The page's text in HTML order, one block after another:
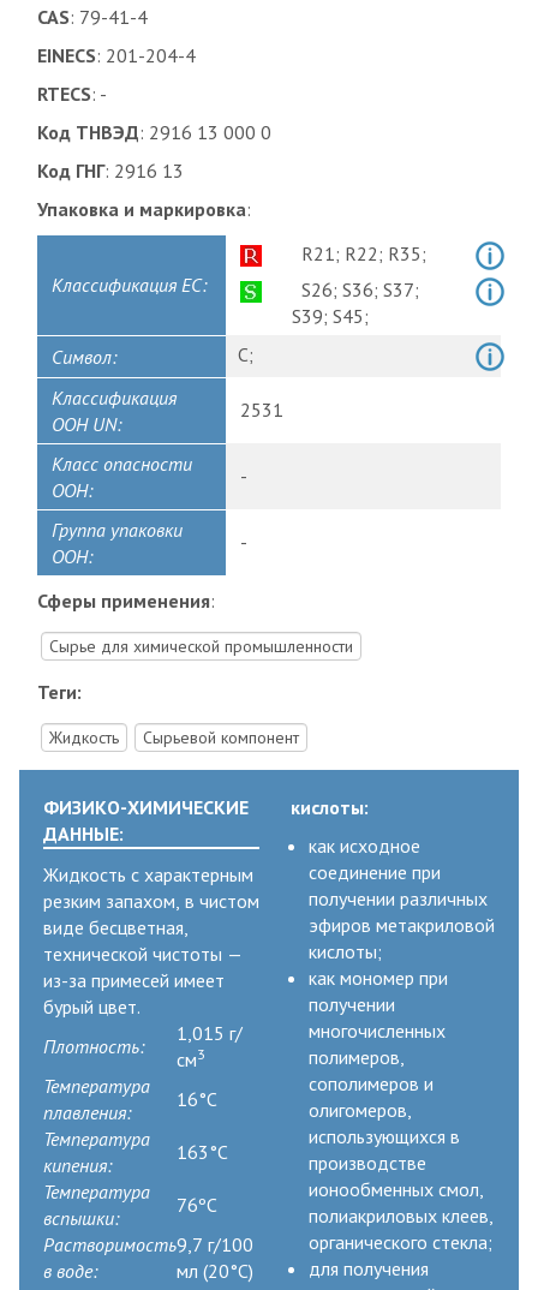
CAS: 79-41-4
EINECS: 201-204-4
RTECS: -
Код ТНВЭД: 2916 13 000 0
Код ГНГ: 2916 13
Упаковка и маркировка:
Классификация ЕС:
R21; R22; R35;
S26; S36; S37;
S39; S45;
Символ:
C;
Классификация
ООН UN:
2531
Класс опасности
ООН:
-
Группа упаковки
ООН:
-
Сферы применения:
Сырье для химической промышленности
Теги:
Жидкость Сырьевой компонент
ФИЗИКО-ХИМИЧЕСКИЕ
ДАННЫЕ:
Жидкость с характерным
резким запахом, в чистом
виде бесцветная,
технической чистоты —
из-за примесей имеет
бурый цвет.
Плотность:
1,015 г/
см3
Температура
плавления:
16°C
Температура
кипения:
163°C
Температура
вспышки:
76ºC
Растворимость
в воде:
9,7 г/100
мл (20°C)
кислоты:
как исходное
соединение при
получении различных
эфиров метакриловой
кислоты;
как мономер при
получении
многочисленных
полимеров,
сополимеров и
олигомеров,
использующихся в
производстве
ионообменных смол,
полиакриловых клеев,
органического стекла;
для получения